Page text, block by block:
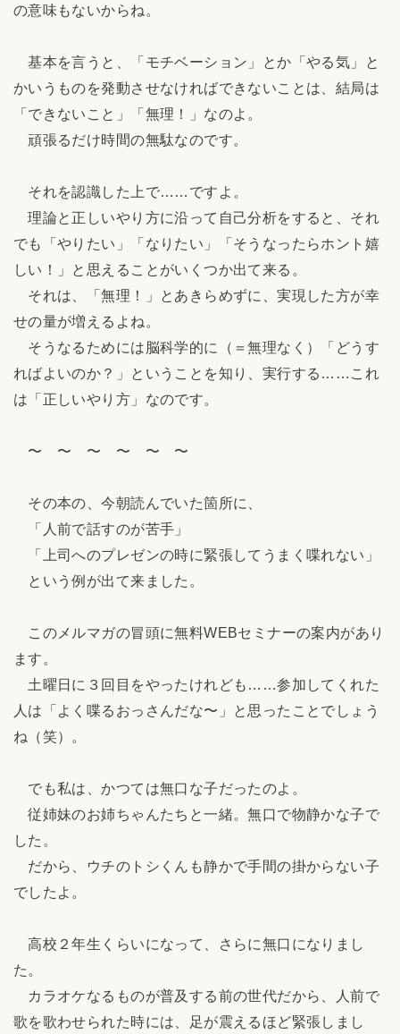
の意味もないからね。
基本を言うと、「モチベーション」とか「やる気」と
かいうものを発動させなければできないことは、結局は
「できないこと」「無理！」なのよ。
頑張るだけ時間の無駄なのです。
それを認識した上で……ですよ。
理論と正しいやり方に沿って自己分析をすると、それ
でも「やりたい」「なりたい」「そうなったらホント嬉
しい！」と思えることがいくつか出て来る。
それは、「無理！」とあきらめずに、実現した方が幸
せの量が増えるよね。
そうなるためには脳科学的に（＝無理なく）「どうす
ればよいのか？」ということを知り、実行する……これ
は「正しいやり方」なのです。
〜 〜 〜 〜 〜 〜
その本の、今朝読んでいた箇所に、
「人前で話すのが苦手」
「上司へのプレゼンの時に緊張してうまく喋れない」
という例が出て来ました。
このメルマガの冒頭に無料WEBセミナーの案内があり
ます。
土曜日に３回目をやったけれども……参加してくれた
人は「よく喋るおっさんだな〜」と思ったことでしょう
ね（笑）。
でも私は、かつては無口な子だったのよ。
従姉妹のお姉ちゃんたちと一緒。無口で物静かな子で
した。
だから、ウチのトシくんも静かで手間の掛からない子
でしたよ。
高校２年生くらいになって、さらに無口になりまし
た。
カラオケなるものが普及する前の世代だから、人前で
歌を歌わせられた時には、足が震えるほど緊張しまし